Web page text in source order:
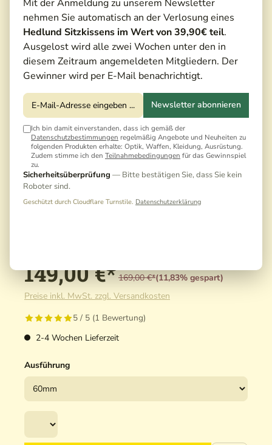
Mit der Anmeldung zu unserem Newsletter
nehmen Sie automatisch an der Verlosung eines
Hedlund Sitzkissens im Wert von 39,90€ teil.
Ausgelost wird alle zwei Wochen unter den in
diesem Zeitraum angemeldeten Mitgliedern. Der
Gewinner wird per E-Mail benachrichtigt.
Newsletter abonnieren
Ich bin damit einverstanden, dass ich gemäß der
Datenschutzbestimmungen regelmäßig Angebote und Neuheiten zu
folgenden Produkten erhalte: Optik, Waffen, Kleidung, Ausrüstung.
Zudem stimme ich den Teilnahmebedingungen für das Gewinnspiel
zu.
Sicherheitsüberprüfung — Bitte bestätigen Sie, dass Sie kein
Roboter sind.
Geschützt durch Cloudflare Turnstile. Datenschutzerklärung
149,00 €* 169,00 €*(11,83% gespart)
Preise inkl. MwSt. zzgl. Versandkosten
5 / 5 (1 Bewertung)
2-4 Wochen Lieferzeit
Ausführung